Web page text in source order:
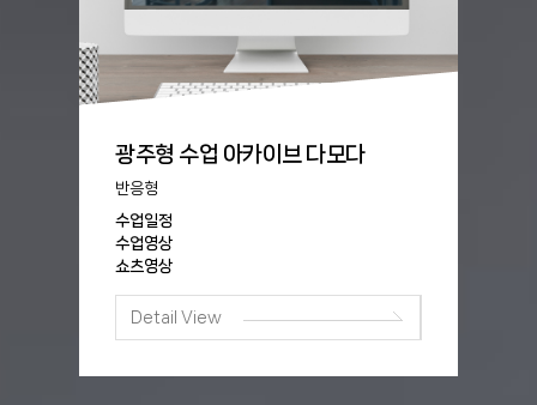
광주형 수업 아카이브 다모다
반응형
수업일정
수업영상
쇼츠영상
Detail View